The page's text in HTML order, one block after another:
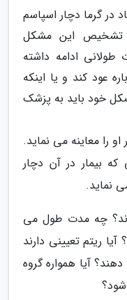
در گرما دچار اسپاسم
تشخیص این مشکل
ادامه داشته
عود کند و یا اینکه
خود باید به پزشک
را معاینه می نماید.
بیمار در آن دچار
نماید.
چه مدت طول می
ریتم تعیینی دارند
آیا همواره گروه